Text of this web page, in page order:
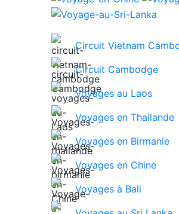
Circuit Vietnam
Circuit Cambodge
Voyages au Laos
Voyages en Thailande
Voyages en Birmanie
Voyages en Chine
Voyages à Bali